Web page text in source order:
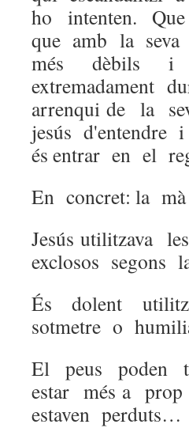
ho intenten.
que amb la
més dèbils i
extremadament
arrenqui de la
jesús
és entrar en el
En concret: la
Jesús utilitzava
exclosos segons
És dolent
sotmetre o
El peus poden
estar més a
estaven